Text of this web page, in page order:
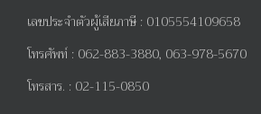
เลขประจำตัวผู้เสียภาษี : 0105554109658
โทรศัพท์ : 062-883-3880, 063-978-5670
โทรสาร. : 02-115-0850